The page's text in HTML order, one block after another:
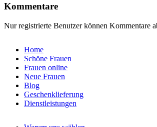
Kommentare
Nur registrierte Benutzer können Kommentare
Home
Schöne Frauen
Frauen online
Neue Frauen
Blog
Geschenklieferung
Dienstleistungen